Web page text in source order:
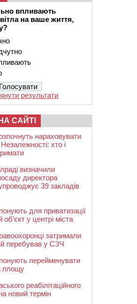
впливають
на ваше життя,
результати
САЙТІ
нараховувати
хто і
визначили
директора
39 закладів
для приватизації
об’єкт у центрі міста
затримали
перебував у СЗЧ
перейменувати
площу
реабілітаційного
новий термін